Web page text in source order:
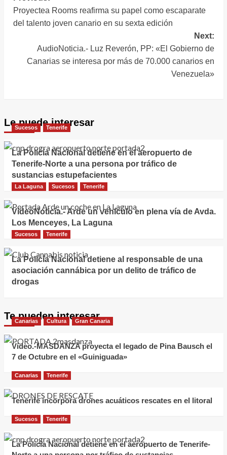
más de 53.000
euros
madera desde
Tenerife rumbo a
de
entradas
Proyectea Rooms reafirma su papel como escaparate
del talento joven canario en su sexta edición
Next:
AudioNoticia.- Luz Reverón, PP: «El Gobierno de
Canarias se interesa por más de 70.000 canarios en
Venezuela»
Le puede interesar
Sucesos Tenerife
La Policía Nacional detiene en el aeropuerto de
Tenerife-Norte a una persona por tráfico de
sustancias estupefacientes
La Laguna Sucesos Tenerife
VídeoNoticia.- Arde un vehículo en plena vía de Avda.
Los Menceyes, La Laguna
Sucesos Tenerife
La Policía Nacional detiene al responsable de una
asociación cannábica por un delito de tráfico de
drogas
Te pueden interesar
Canarias Cultura Gran Canaria
Vídeo.-MASDANZA proyecta el legado de Pina Bausch el
7 de Octubre en el «Guiniguada»
Canarias Tenerife
Tenerife incorpora drones acuáticos rescates en el litoral
Sucesos Tenerife
La Policía Nacional detiene en el aeropuerto de Tenerife-